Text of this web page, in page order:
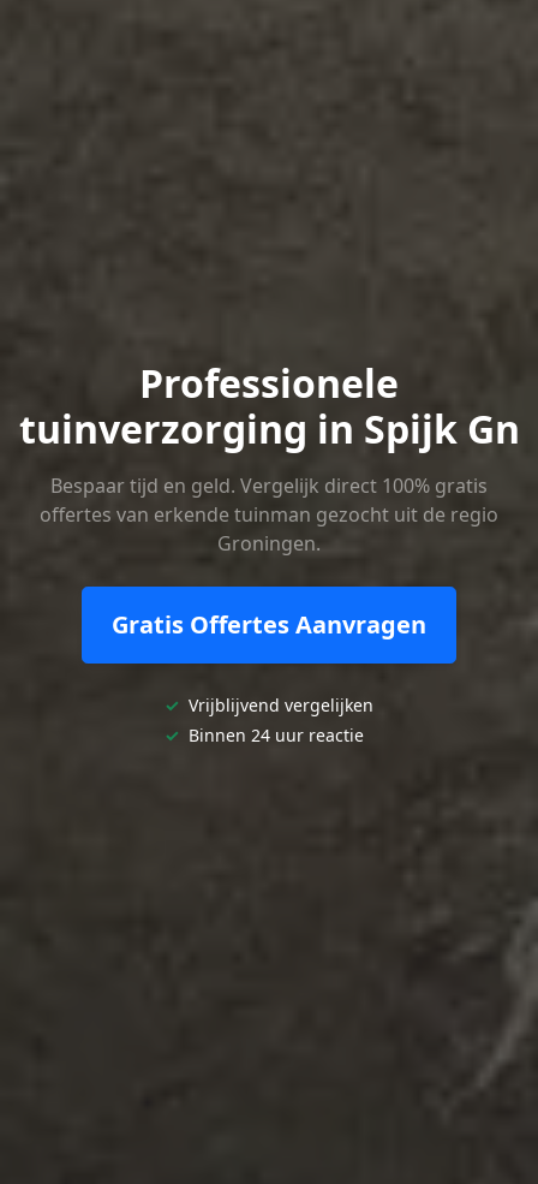
Professionele
tuinverzorging in Spijk Gn
Bespaar tijd en geld. Vergelijk direct 100% gratis
offertes van erkende tuinman gezocht uit de regio
Groningen.
Gratis Offertes Aanvragen
✓ Vrijblijvend vergelijken
✓ Binnen 24 uur reactie